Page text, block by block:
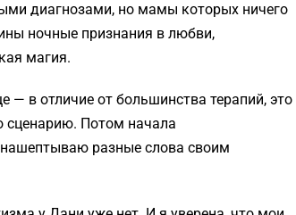
диагнозами, но мамы которых ничего
ночные признания в любви,
магия.
— в отличие от большинства терапий, это
сценарию. Потом начала
разные слова своим